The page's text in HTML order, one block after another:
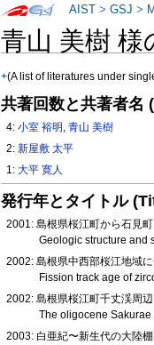
青山 美樹
+(A list of literatures under
共著回数と共著者
4:小室 裕明 ,青山 美樹
2:新屋敷 太平
1:大平 寛人
発行年とタイトル
2001: 島根県桜江町から石見
Geologic structure and
2002: 島根県中西部桜江地域
Fission track age of
2002: 島根県桜江町千丈渓周
The oligocene
2003: 白亜紀〜新生代の大陸
AIST >GSJ >